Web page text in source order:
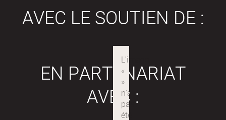
AVEC LE SOUTIEN DE :
EN PARTENARIAT
AVEC :